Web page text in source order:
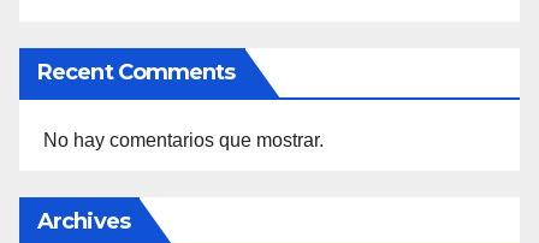
Recent Comments
No hay comentarios que mostrar.
Archives